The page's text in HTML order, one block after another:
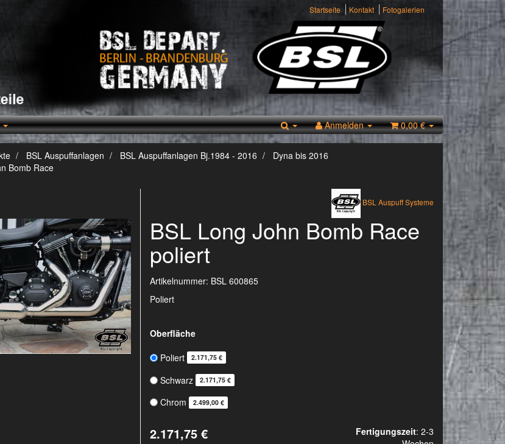
Startseite Kontakt Fotogalerien
Anmelden 0,00 €
BSL Auspuffanlagen BSL Auspuffanlagen Bj.1984 - 2016
Dyna bis 2016
Bomb Race
BSL Auspuff Systeme
BSL Long John Bomb Race
poliert
Artikelnummer: BSL 600865
Poliert
Oberfläche
Poliert
2.171,75 €
Schwarz 2.171,75 €
Chrom 2.499,00 €
2.171,75 € Fertigungszeit: 2-3